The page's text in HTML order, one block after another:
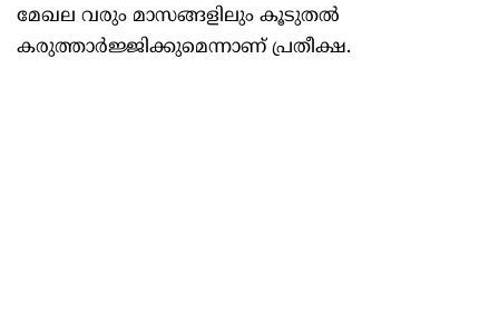
മേഖല വരും മാസങ്ങളിലും കൂടുതൽ
കരുത്താർജ്ജിക്കുമെന്നാണ് പ്രതീക്ഷ.